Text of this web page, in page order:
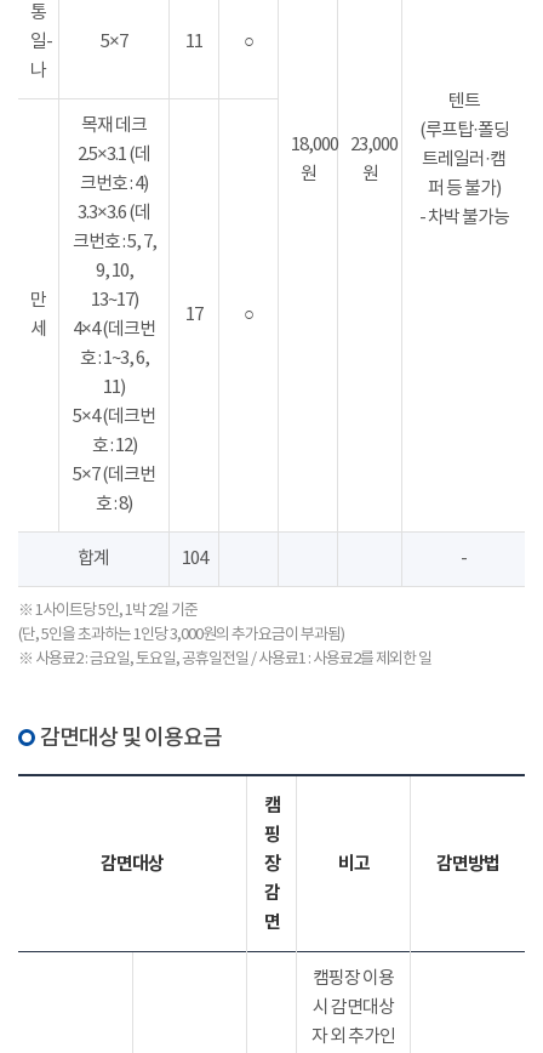
18,000
원
23,000
원
텐트
(루프탑·폴딩
트레일러·캠
퍼 등 불가)
- 차박 불가능
통
일-
나
5×7 11 ○
만
세
목재 데크
2.5×3.1 (데
크번호 : 4)
3.3×3.6 (데
크번호 : 5, 7,
9, 10,
13~17)
4×4 (데크번
호 : 1~3, 6,
11)
5×4 (데크번
호 : 12)
5×7 (데크번
호 : 8)
17 ○
합계 104 -
※ 1사이트당 5인, 1박 2일 기준
(단, 5인을 초과하는 1인당 3,000원의 추가요금이 부과됨)
※ 사용료2 : 금요일, 토요일, 공휴일전일 / 사용료1 : 사용료2를 제외한 일
감면대상 및 이용요금
감면대상
캠
핑
장
감
면
비고 감면방법
캠핑장 이용
시 감면대상
자 외 추가인